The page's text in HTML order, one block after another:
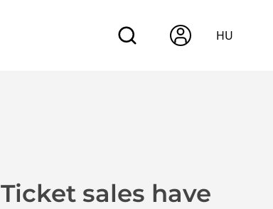
HU
Ticket sales have